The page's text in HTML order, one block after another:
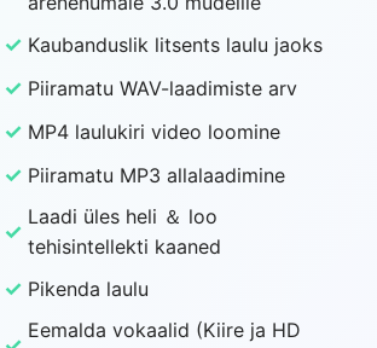
✓ Kaubanduslik litsents laulu jaoks
✓ Piiramatu WAV-laadimiste arv
✓ MP4 laulukiri video loomine
✓ Piiramatu MP3 allalaadimine
✓
Laadi üles heli ＆ loo
tehisintellekti kaaned
✓ Pikenda laulu
Eemalda vokaalid (Kiire ja HD